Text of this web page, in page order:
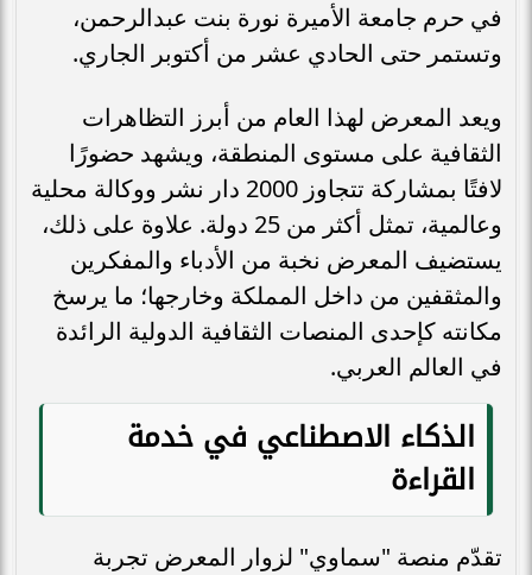
في حرم جامعة الأميرة نورة بنت عبدالرحمن،
وتستمر حتى الحادي عشر من أكتوبر الجاري.
ويعد المعرض لهذا العام من أبرز التظاهرات
الثقافية على مستوى المنطقة، ويشهد حضورًا
لافتًا بمشاركة تتجاوز 2000 دار نشر ووكالة محلية
وعالمية، تمثل أكثر من 25 دولة. علاوة على ذلك،
يستضيف المعرض نخبة من الأدباء والمفكرين
والمثقفين من داخل المملكة وخارجها؛ ما يرسخ
مكانته كإحدى المنصات الثقافية الدولية الرائدة
في العالم العربي.
الذكاء الاصطناعي في خدمة
القراءة
تقدّم منصة "سماوي" لزوار المعرض تجربة